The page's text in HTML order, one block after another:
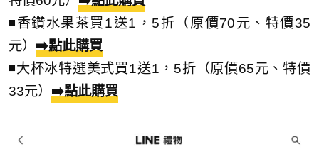
◾香鑽水果茶買1送1，5折（原價70元、特價35
元） ➡️點此購買
◾大杯冰特選美式買1送1，5折（原價65元、特價
33元） ➡️點此購買